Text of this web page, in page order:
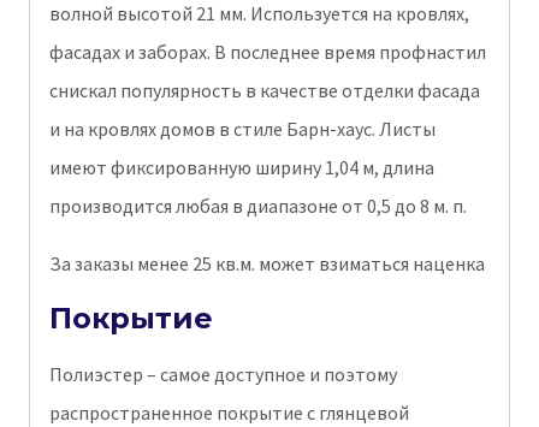
волной высотой 21 мм. Используется на кровлях,
фасадах и заборах. В последнее время профнастил
снискал популярность в качестве отделки фасада
и на кровлях домов в стиле Барн-хаус. Листы
имеют фиксированную ширину 1,04 м, длина
производится любая в диапазоне от 0,5 до 8 м. п.
За заказы менее 25 кв.м. может взиматься наценка
Покрытие
Полиэстер – самое доступное и поэтому
распространенное покрытие с глянцевой